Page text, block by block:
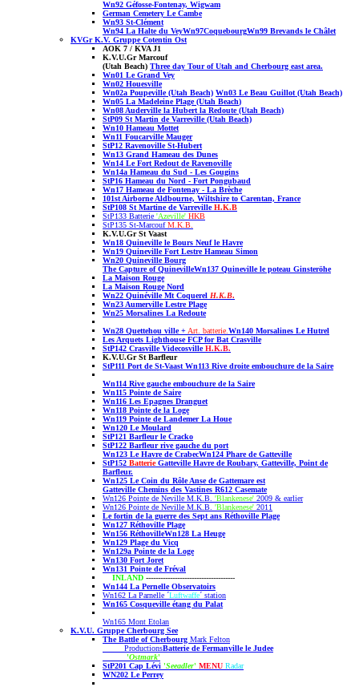
Wn92 Géfosse-Fontenay, Wigwam
German Cemetery Le Cambe
Wn93 St-Clément
Wn94 La Halte du VeyWn97CoquebourgWn99 Brevands le Châlet
KVGr K.V. Gruppe Cotentin Ost
AOK 7 / KVA J1
K.V.U.Gr Marcouf
(Utah Beach) Three day Tour of Utah and Cherbourg east area.
Wn01 Le Grand Vey
Wn02 Houesville
Wn02a Poupeville(Utah Beach) Wn03 Le Beau Guillot (Utah Beach)
Wn05 La Madeleine Plage (Utah Beach)
Wn08 Auderville la Hubert la Redoute(Utah Beach)
StP09 St Martin de Varreville(Utah Beach)
Wn10 Hameau Mottet
Wn11 Foucarville Mauger
StP12 Ravenoville St-Hubert
Wn13 Grand Hameau des Dunes
Wn14 Le Fort Redout de Ravenoville
Wn14a Hameau du Sud - Les Gougins
StP16 Hameau du Nord - Fort Pongubaud
Wn17 Hameau de Fontenay - La Brèche
101st Airborne Aldbourne, Wiltshire to Carentan, France
StP108 St Martine de VarrevilleH.K.B
StP133 Batterie 'Azeville' HKB
StP135 St-MarcoufM.K.B.
K.V.U.Gr St Vaast
Wn18 Quineville le Bours Neuf le Havre
Wn19 Quineville Fort Lestre Hameau Simon
Wn20 Quineville Bourg
The Capture of QuinevilleWn137 Quineville le poteau Ginsteröhe
La Maison Rouge
La Maison Rouge Nord
Wn22 Quinéville Mt Coquerel H.K.B.
Wn23 Aumerville Lestre Plage
Wn25 Morsalines La Redoute
Wn28 Quettehou ville+ Art. batterie. Wn140 Morsalines Le Hutrel
Les Arquets Lighthouse FCP for Bat Crasville
StP142 Crasville VidecosvilleH.K.B.
K.V.U.Gr St Barfleur
StP111 Port de St-Vaast Wn113 Rive droite embouchure de la Saire
Wn114 Rive gauche embouchure de la Saire
Wn115 Pointe de Saire
Wn116 Les Epagnes Dranguet
Wn118 Pointe de la Loge
Wn119 Pointe de Landemer La Houe
Wn120 Le Moulard
StP121 Barfleur le Cracko
StP122 Barfleur rive gauche du port
Wn123 Le Havre de CrabecWn124 Phare de Gatteville
StP152 BatterieGattevilleHavre de Roubary, Gatteville, Point de
Barfleur.
Wn125 Le Coin du Rôle Anse de Gattemare est
Gatteville Chemins des Vastines R612 Casemate
Wn126 Pointe de Neville M.K.B. 'Blankenese' 2009 & earlier
Wn126 Pointe de Neville M.K.B. 'Blankenese' 2011
Le fortin de la guerre des Sept ans Réthoville Plage
Wn127 Réthoville Plage
Wn156 RéthovilleWn128 La Heuge
Wn129 Plage du Vicq
Wn129a Pointe de la Loge
Wn130 Fort Joret
Wn131 Pointe de Fréval
INLAND -------------------------------------
Wn144 La Pernelle Observatoirs
Wn162 La Parnelle ´Luftwaffe´ station
Wn165 Cosqueville étang du Palat
Wn165 Mont Etolan
K.V.U. Gruppe Cherbourg See
The Battle of Cherbourg Mark Felton
ProductionsBatterie de Fermanville le Judee
'Ostmark'
StP201 Cap Lévi 'Seeadler' MENU Radar
WN202 Le Perrey